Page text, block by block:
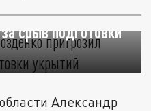
Дрозденко
срыв подготовки
Александр